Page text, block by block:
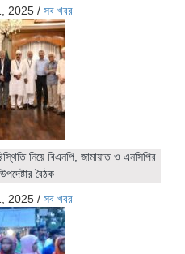
2025 / সব খবর
নিয়ে বিএনপি, জামায়াত ও এনসিপির
বৈঠক
2025 / সব খবর